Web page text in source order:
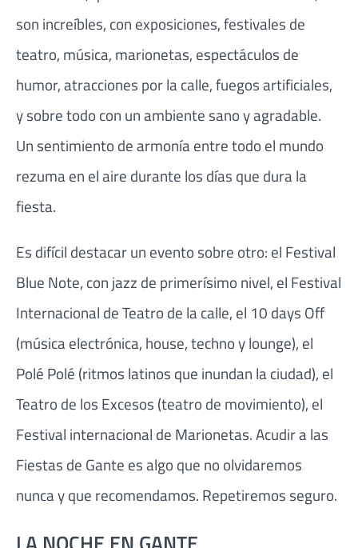
son increíbles, con exposiciones, festivales de
teatro, música, marionetas, espectáculos de
humor, atracciones por la calle, fuegos artificiales,
y sobre todo con un ambiente sano y agradable.
Un sentimiento de armonía entre todo el mundo
rezuma en el aire durante los días que dura la
fiesta.
Es difícil destacar un evento sobre otro: el Festival
Blue Note, con jazz de primerísimo nivel, el Festival
Internacional de Teatro de la calle, el 10 days Off
(música electrónica, house, techno y lounge), el
Polé Polé (ritmos latinos que inundan la ciudad), el
Teatro de los Excesos (teatro de movimiento), el
Festival internacional de Marionetas. Acudir a las
Fiestas de Gante es algo que no olvidaremos
nunca y que recomendamos. Repetiremos seguro.